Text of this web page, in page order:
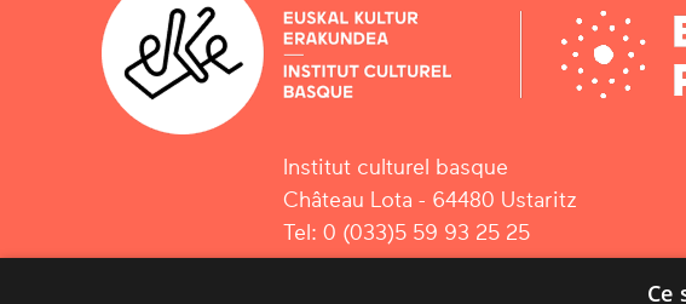
Institut culturel basque
Château Lota - 64480 Ustaritz
Tel: 0 (033)5 59 93 25 25
Ce